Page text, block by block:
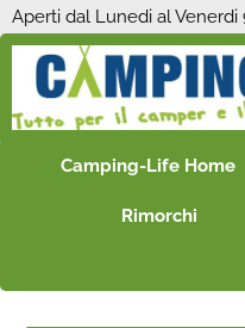
Aperti dal Lunedi al Venerdi
Camping-Life Home
Rimorchi